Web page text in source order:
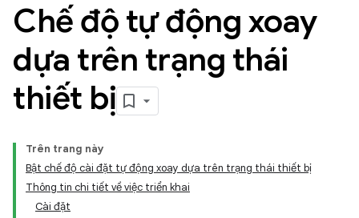
Chế độ tự động xoay
dựa trên trạng thái
thiết bị
Trên trang này
Bật chế độ cài đặt tự động xoay dựa trên trạng thái thiết bị
Thông tin chi tiết về việc triển khai
Cài đặt